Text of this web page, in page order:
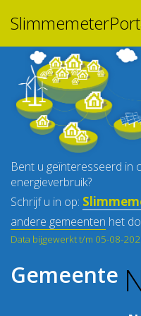
Bent u geïnteresseerd in
energieverbruik?
Schrijf u in op:
andere gemeenten het
Data bijgewerkt t/m 05-08-
Gemeente